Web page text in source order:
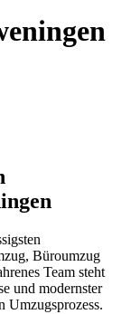
Büroumzug
Team steht
und modernster
Umzugsprozess.